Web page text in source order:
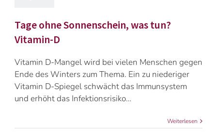
Tage ohne Sonnenschein, was tun?
Vitamin-D
Vitamin D-Mangel wird bei vielen Menschen gegen
Ende des Winters zum Thema. Ein zu niederiger
Vitamin D-Spiegel schwächt das Immunsystem
und erhöht das Infektionsrisiko…
Weiterlesen